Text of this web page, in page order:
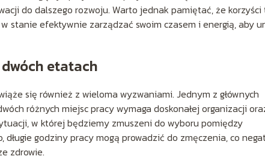
do dalszego rozwoju. Warto jednak pamiętać, że korzyści
stanie efektywnie zarządzać swoim czasem i energią, aby
etatach
się również z wieloma wyzwaniami. Jednym z głównych
różnych miejsc pracy wymaga doskonałej organizacji
w której będziemy zmuszeni do wyboru pomiędzy
godziny pracy mogą prowadzić do zmęczenia, co
zdrowie.